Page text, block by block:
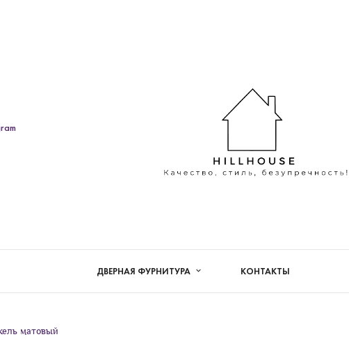
ДВЕРНАЯ ФУРНИТУРА КОНТАКТЫ
матовый